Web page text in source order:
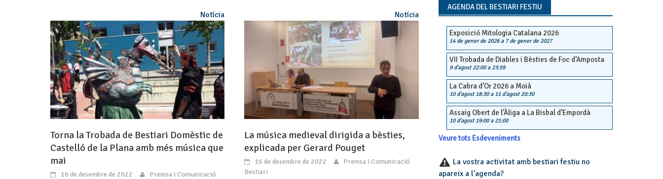
Notícia
Torna la Trobada de Bestiari Domèstic de
Castelló de la Plana amb més música que
mai
16 de desembre de 2022
Premsa i Comunicació
Notícia
La música medieval dirigida a bèsties,
explicada per Gerard Pouget
16 de desembre de 2022
Premsa i Comunicació
Bestiari
AGENDA DEL BESTIARI FESTIU
Exposició Mitologia Catalana 2026
14 de gener de 2026a 7 de gener de 2027
VII Trobada de Diables i Bèsties de Foc d’Amposta
9 d'agost 22:00a 23:59
La Cabra d’Or 2026 a Moià
10 d'agost 18:30a 11 d'agost 20:30
Assaig Obert de l’Àliga a La Bisbal d’Empordà
10 d'agost 19:00a 21:00
Veure tots Esdeveniments
La vostra activitat amb bestiari festiu no
apareix a l'agenda?